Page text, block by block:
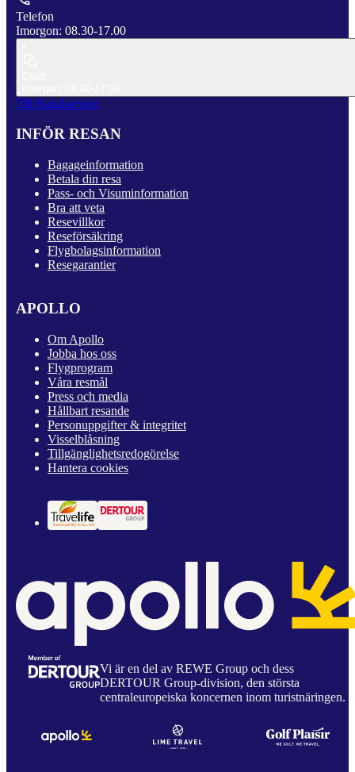
Telefon
Imorgon: 08.30-17.00
Till Kundservice
INFÖR RESAN
Bagageinformation
Betala din resa
Pass- och Visuminformation
Bra att veta
Resevillkor
Reseförsäkring
Flygbolagsinformation
Resegarantier
APOLLO
Om Apollo
Jobba hos oss
Flygprogram
Våra resmål
Press och media
Hållbart resande
Personuppgifter & integritet
Visselblåsning
Tillgänglighetsredogörelse
Hantera cookies
Vi är en del av REWE Group och dess
DERTOUR Group-division, den största
centraleuropeiska koncernen inom turistnäringen.